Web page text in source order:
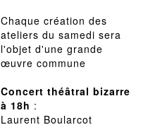
Chaque création des
ateliers du samedi sera
l'objet d'une grande
œuvre commune
Concert théâtral bizarre
à 18h :
Laurent Boularcot